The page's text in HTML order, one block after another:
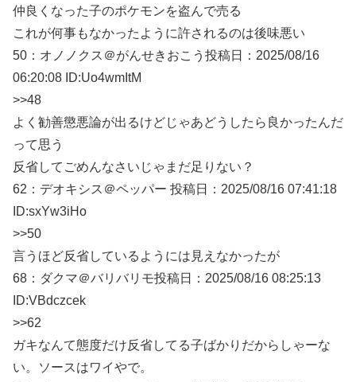
仲良くなった子のポケモンを盗んで売る
これが何事もなかったように許されるのは後味悪い
50： オノノクス＠がんせきおこう 投稿日：2025/08/16
06:20:08 ID:Uo4wmItM
>>48
よく勧善懲悪論が出るけどじゃあどうしたら良かったんだ
って思う
反省してごめんなさいじゃまだ足りない？
62： デオキシス＠ペッパー 投稿日：2025/08/16 07:41:18
ID:sxYw3iHo
>>50
言うほど反省しているようには見えなかったが
68： ダクマ＠バリバリモ投稿日：2025/08/16 08:25:13
ID:VBdczcek
>>62
ガキなんて態度だけ反省してる子ばかりだからしゃーな
い。ソースはワイやで。